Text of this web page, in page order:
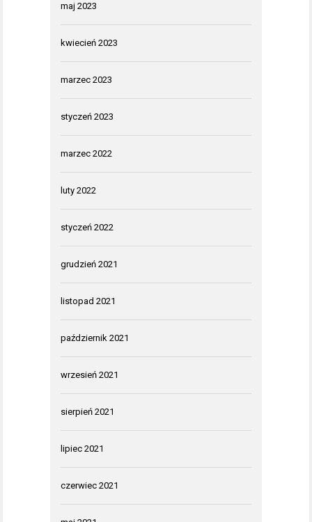
maj 2023
kwiecień 2023
marzec 2023
styczeń 2023
marzec 2022
luty 2022
styczeń 2022
grudzień 2021
listopad 2021
październik 2021
wrzesień 2021
sierpień 2021
lipiec 2021
czerwiec 2021